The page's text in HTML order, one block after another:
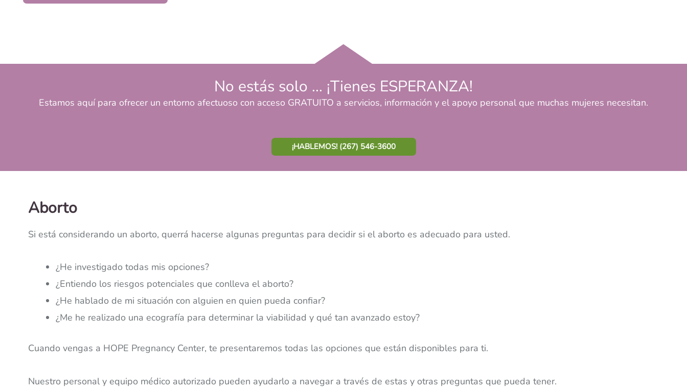
No estás solo ... ¡Tienes ESPERANZA!
Estamos aquí para ofrecer un entorno afectuoso con acceso GRATUITO a servicios, información y el apoyo personal que muchas mujeres necesitan.
¡HABLEMOS! (267) 546-3600
Aborto
Si está considerando un aborto, querrá hacerse algunas preguntas para decidir si el aborto es adecuado para usted.
¿He investigado todas mis opciones?
¿Entiendo los riesgos potenciales que conlleva el aborto?
¿He hablado de mi situación con alguien en quien pueda confiar?
¿Me he realizado una ecografía para determinar la viabilidad y qué tan avanzado estoy?
Cuando vengas a HOPE Pregnancy Center, te presentaremos todas las opciones que están disponibles para ti.
Nuestro personal y equipo médico autorizado pueden ayudarlo a navegar a través de estas y otras preguntas que pueda tener.